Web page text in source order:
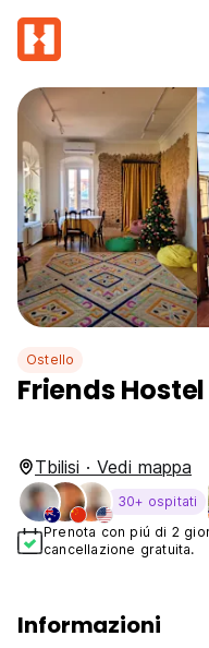
Ostello
Friends Hostel
Tbilisi · Vedi mappa
30+ ospitati
Prenota con piú di 2
cancellazione gratuita.
Informazioni